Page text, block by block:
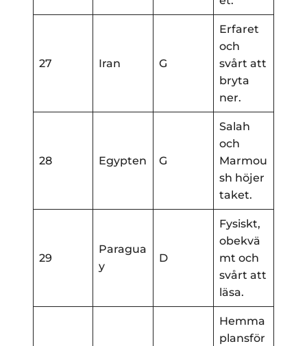
27 Iran G
Erfaret
och
svårt att
bryta
ner.
28 Egypten G
Salah
och
Marmou
sh höjer
taket.
29
Paragua
y
D
Fysiskt,
obekvä
mt och
svårt att
läsa.
Hemma
plansför